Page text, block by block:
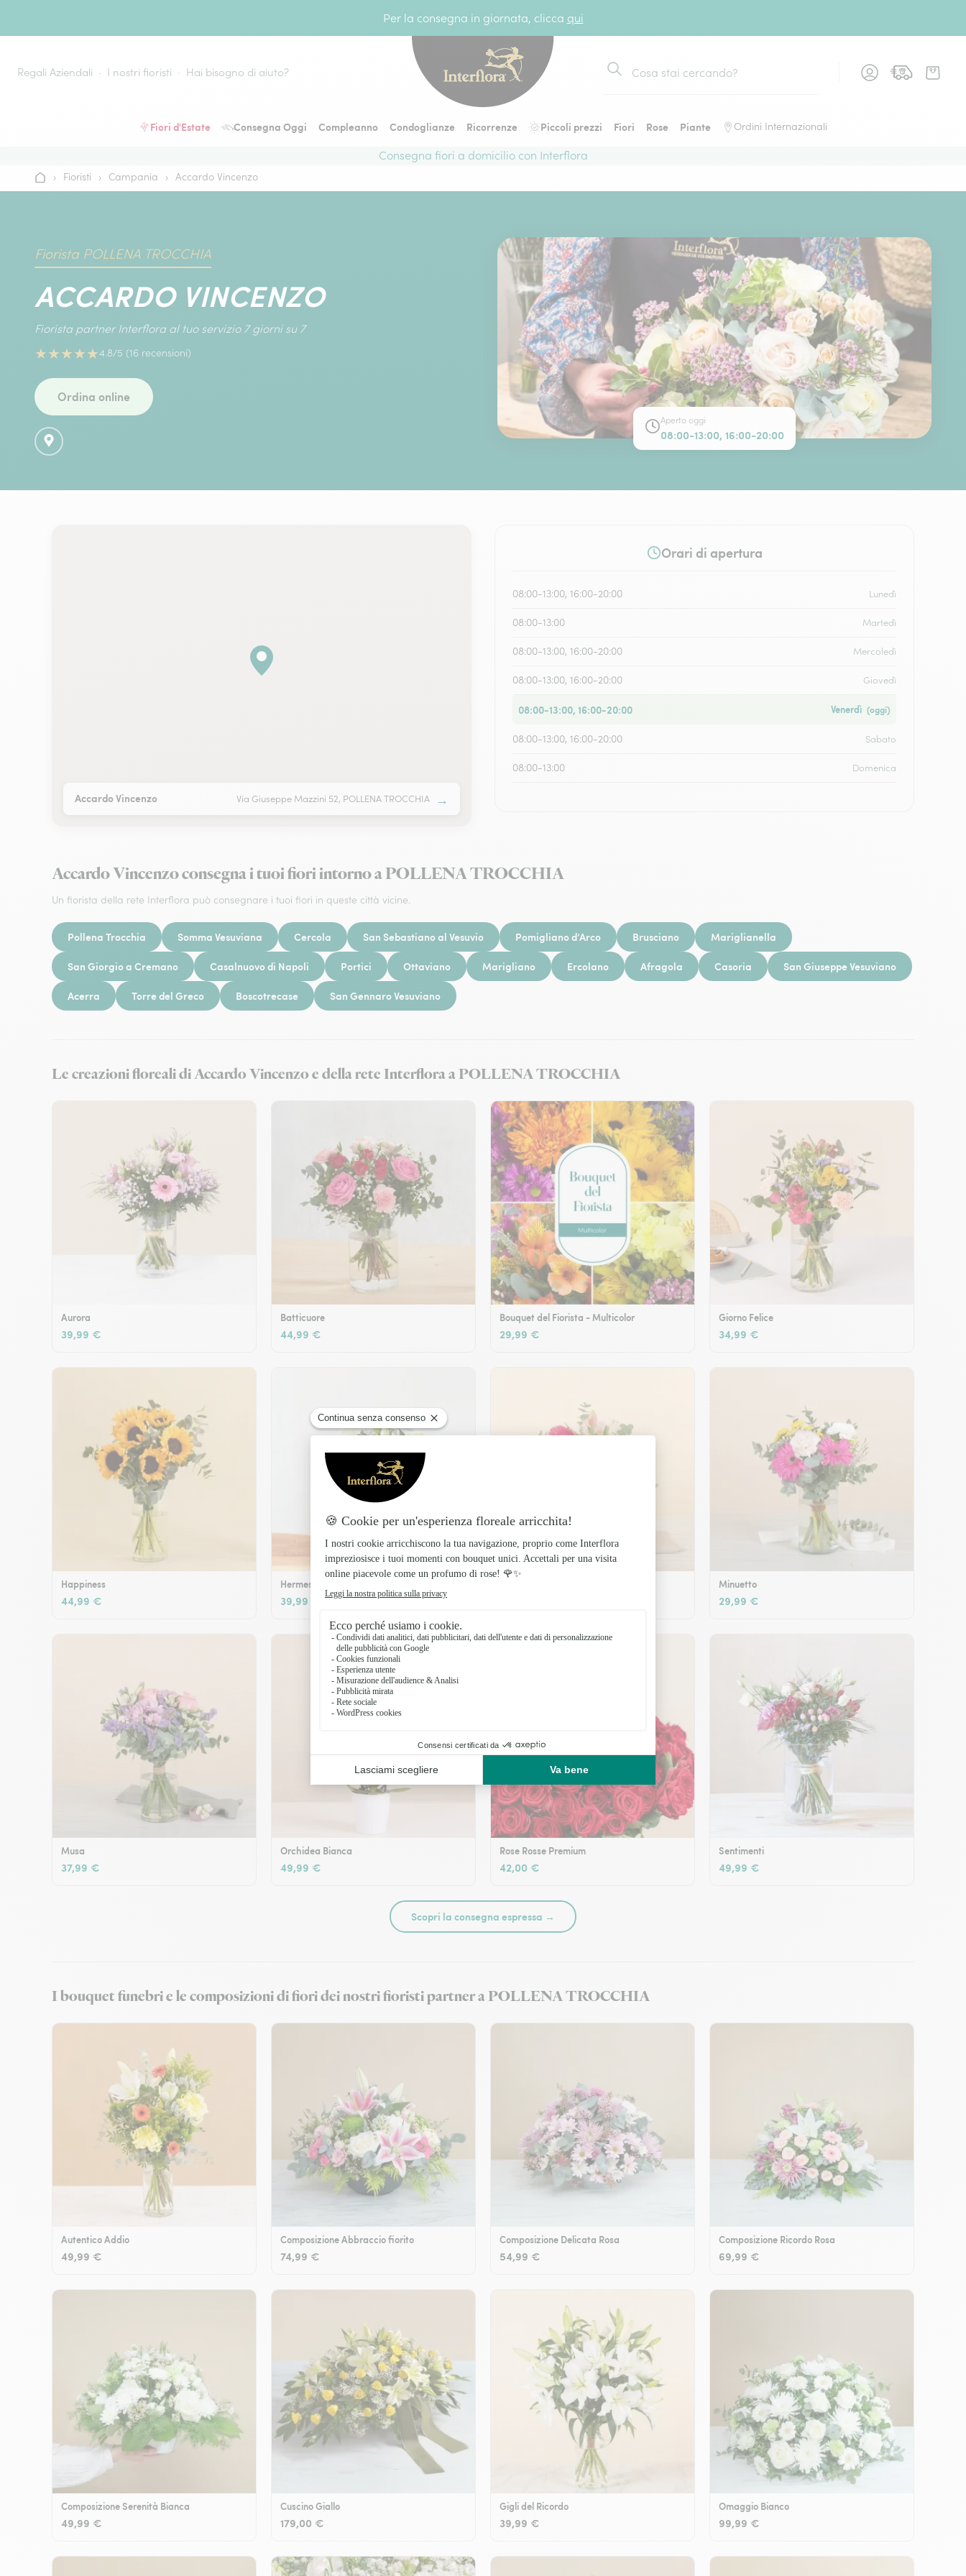
Per la consegna in giornata, clicca qui
Regali Aziendali I nostri fioristi Hai bisogno di aiuto?
Cerca
Fiori d'Estate Consegna Oggi Compleanno Condoglianze Ricorrenze Piccoli prezzi Fiori Rose Piante Ordini Internazionali
Consegna fiori a domicilio con Interflora
Home› Fioristi › Campania › Accardo Vincenzo
Fiorista POLLENA TROCCHIA
ACCARDO VINCENZO
Fiorista partner Interflora al tuo servizio 7 giorni su 7
★★★★★4.8/5 (16 recensioni)
Ordina online
Aperto oggi
08:00-13:00, 16:00-20:00
Accardo Vincenzo Via Giuseppe Mazzini 52, POLLENA TROCCHIA →
Orari di apertura
08:00-13:00, 16:00-20:00 Lunedì
08:00-13:00 Martedì
08:00-13:00, 16:00-20:00 Mercoledì
08:00-13:00, 16:00-20:00 Giovedì
08:00-13:00, 16:00-20:00 Venerdì (oggi)
08:00-13:00, 16:00-20:00 Sabato
08:00-13:00 Domenica
Accardo Vincenzo consegna i tuoi fiori intorno a POLLENA TROCCHIA
Un fiorista della rete Interflora può consegnare i tuoi fiori in queste città vicine.
Pollena Trocchia Somma Vesuviana Cercola San Sebastiano al Vesuvio Pomigliano d’Arco Brusciano Mariglianella
San Giorgio a Cremano Casalnuovo di Napoli Portici Ottaviano Marigliano Ercolano Afragola Casoria San Giuseppe Vesuviano
Acerra Torre del Greco Boscotrecase San Gennaro Vesuviano
Le creazioni floreali di Accardo Vincenzo e della rete Interflora a POLLENA TROCCHIA
Aurora
39,99 €
Batticuore
44,99 €
Bouquet del Fiorista - Multicolor
29,99 €
Giorno Felice
34,99 €
Happiness
44,99 €
Hermes
39,99 €
Minuetto
29,99 €
Musa
37,99 €
Orchidea Bianca
49,99 €
Rose Rosse Premium
42,00 €
Sentimenti
49,99 €
Scopri la consegna espressa →
I bouquet funebri e le composizioni di fiori dei nostri fioristi partner a POLLENA TROCCHIA
Autentico Addio
49,99 €
Composizione Abbraccio fiorito
74,99 €
Composizione Delicata Rosa
54,99 €
Composizione Ricordo Rosa
69,99 €
Composizione Serenità Bianca
49,99 €
Cuscino Giallo
179,00 €
Gigli del Ricordo
39,99 €
Omaggio Bianco
99,99 €